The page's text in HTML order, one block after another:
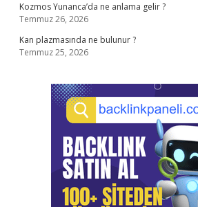
Kozmos Yunanca’da ne anlama gelir ?
Temmuz 26, 2026
Kan plazmasında ne bulunur ?
Temmuz 25, 2026